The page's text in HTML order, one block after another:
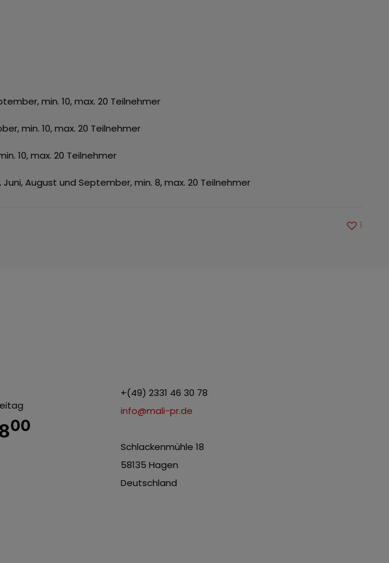
min. 10, max. 20 Teilnehmer
min. 10, max. 20 Teilnehmer
10, max. 20 Teilnehmer
Juni, August und September, min. 8, max. 20 Teilnehmer
1
00
+(49) 2331 46 30 78
info@mali-pr.de
Schlackenmühle 18
58135 Hagen
Deutschland